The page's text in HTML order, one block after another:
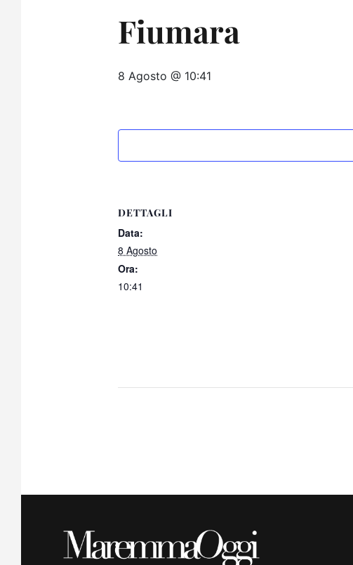
Fiumara
8 Agosto @ 10:41
DETTAGLI
Data:
8 Agosto
Ora:
10:41